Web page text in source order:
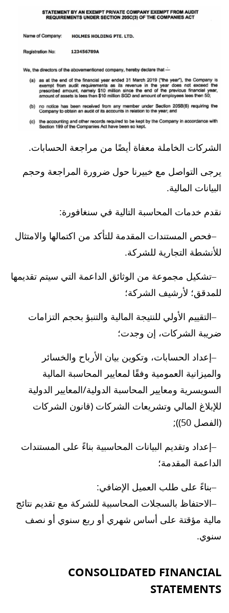
الشركات الخاملة معفاة أيضًا من مراجعة الحسابات.
يرجى التواصل مع خبيرنا حول ضرورة المراجعة وحجم
البيانات المالية.
نقدم خدمات المحاسبة التالية في سنغافورة:
فحص المستندات المقدمة للتأكد من اكتمالها والامتثال
للأنشطة التجارية للشركة.
تشكيل مجموعة من الوثائق الداعمة التي سيتم تقديمها
للمدقق؛ لأرشيف الشركة؛
التقييم الأولي للنتيجة المالية والتنبؤ بحجم التزامات
ضريبة الشركات، إن وجدت؛
إعداد الحسابات، وتكوين بيان الأرباح والخسائر
والميزانية العمومية وفقًا لمعايير المحاسبة المالية
السويسرية ومعايير المحاسبة الدولية/المعايير الدولية
للإبلاغ المالي وتشريعات الشركات (قانون الشركات
(الفصل 50));
إعداد وتقديم البيانات المحاسبية بناءً على المستندات
الداعمة المقدمة؛
بناءً على طلب العميل الإضافي:
الاحتفاظ بالسجلات المحاسبية للشركة مع تقديم نتائج
مالية مؤقتة على أساس شهري أو ربع سنوي أو نصف
سنوي.
CONSOLIDATED FINANCIAL
STATEMENTS